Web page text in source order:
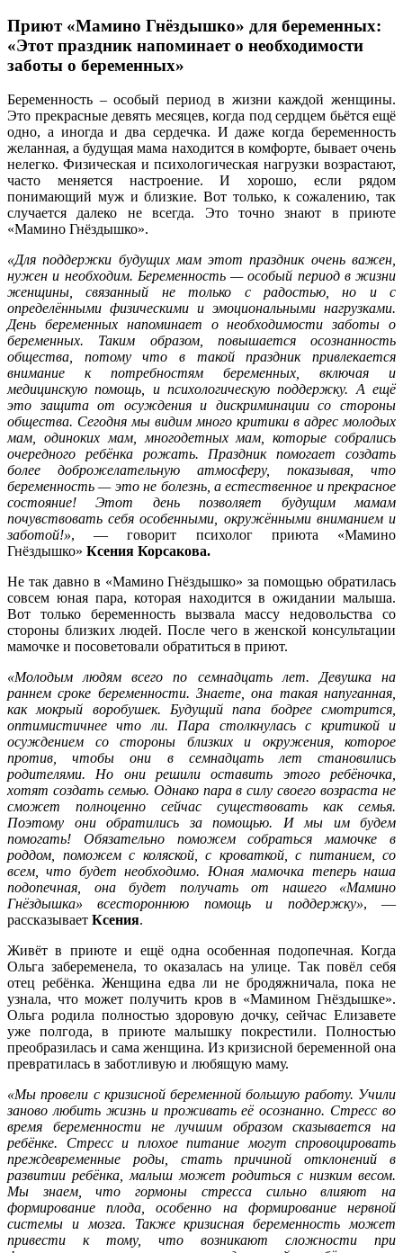
Приют «Мамино Гнёздышко» для беременных:
«Этот праздник напоминает о необходимости
заботы о беременных»
Беременность – особый период в жизни каждой женщины.
Это прекрасные девять месяцев, когда под сердцем бьётся ещё
одно, а иногда и два сердечка. И даже когда беременность
желанная, а будущая мама находится в комфорте, бывает очень
нелегко. Физическая и психологическая нагрузки возрастают,
часто меняется настроение. И хорошо, если рядом
понимающий муж и близкие. Вот только, к сожалению, так
случается далеко не всегда. Это точно знают в приюте
«Мамино Гнёздышко».
«Для поддержки будущих мам этот праздник очень важен,
нужен и необходим. Беременность — особый период в жизни
женщины, связанный не только с радостью, но и с
определёнными физическими и эмоциональными нагрузками.
День беременных напоминает о необходимости заботы о
беременных. Таким образом, повышается осознанность
общества, потому что в такой праздник привлекается
внимание к потребностям беременных, включая и
медицинскую помощь, и психологическую поддержку. А ещё
это защита от осуждения и дискриминации со стороны
общества. Сегодня мы видим много критики в адрес молодых
мам, одиноких мам, многодетных мам, которые собрались
очередного ребёнка рожать. Праздник помогает создать
более доброжелательную атмосферу, показывая, что
беременность — это не болезнь, а естественное и прекрасное
состояние! Этот день позволяет будущим мамам
почувствовать себя особенными, окружёнными вниманием и
заботой!», — говорит психолог приюта «Мамино
Гнёздышко» Ксения Корсакова.
Не так давно в «Мамино Гнёздышко» за помощью обратилась
совсем юная пара, которая находится в ожидании малыша.
Вот только беременность вызвала массу недовольства со
стороны близких людей. После чего в женской консультации
мамочке и посоветовали обратиться в приют.
«Молодым людям всего по семнадцать лет. Девушка на
раннем сроке беременности. Знаете, она такая напуганная,
как мокрый воробушек. Будущий папа бодрее смотрится,
оптимистичнее что ли. Пара столкнулась с критикой и
осуждением со стороны близких и окружения, которое
против, чтобы они в семнадцать лет становились
родителями. Но они решили оставить этого ребёночка,
хотят создать семью. Однако пара в силу своего возраста не
сможет полноценно сейчас существовать как семья.
Поэтому они обратились за помощью. И мы им будем
помогать! Обязательно поможем собраться мамочке в
роддом, поможем с коляской, с кроваткой, с питанием, со
всем, что будет необходимо. Юная мамочка теперь наша
подопечная, она будет получать от нашего «Мамино
Гнёздышка» всестороннюю помощь и поддержку», —
рассказывает Ксения.
Живёт в приюте и ещё одна особенная подопечная. Когда
Ольга забеременела, то оказалась на улице. Так повёл себя
отец ребёнка. Женщина едва ли не бродяжничала, пока не
узнала, что может получить кров в «Мамином Гнёздышке».
Ольга родила полностью здоровую дочку, сейчас Елизавете
уже полгода, в приюте малышку покрестили. Полностью
преобразилась и сама женщина. Из кризисной беременной она
превратилась в заботливую и любящую маму.
«Мы провели с кризисной беременной большую работу. Учили
заново любить жизнь и проживать её осознанно. Стресс во
время беременности не лучшим образом сказывается на
ребёнке. Стресс и плохое питание могут спровоцировать
преждевременные роды, стать причиной отклонений в
развитии ребёнка, малыш может родиться с низким весом.
Мы знаем, что гормоны стресса сильно влияют на
формирование плода, особенно на формирование нервной
системы и мозга. Также кризисная беременность может
привести к тому, что возникают сложности при